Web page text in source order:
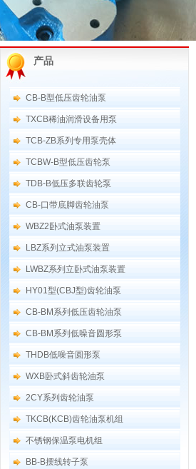
产品
CB-B型低压齿轮油泵
TXCB稀油润滑设备用泵
TCB-ZB系列专用泵壳体
TCBW-B型低压齿轮泵
TDB-B低压多联齿轮泵
CB-口带底脚齿轮油泵
WBZ2卧式油泵装置
LBZ系列立式油泵装置
LWBZ系列立卧式油泵装置
HY01型(CBJ型)齿轮油泵
CB-BM系列低压齿轮油泵
CB-BM系列低噪音圆形泵
THDB低噪音圆形泵
WXB卧式斜齿轮油泵
2CY系列齿轮油泵
TKCB(KCB)齿轮油泵机组
不锈钢保温泵电机组
BB-B摆线转子泵